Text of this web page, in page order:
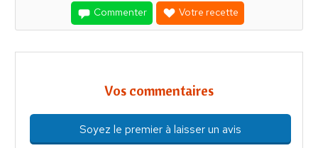
Commenter Votre recette
Vos commentaires
Soyez le premier à laisser un avis